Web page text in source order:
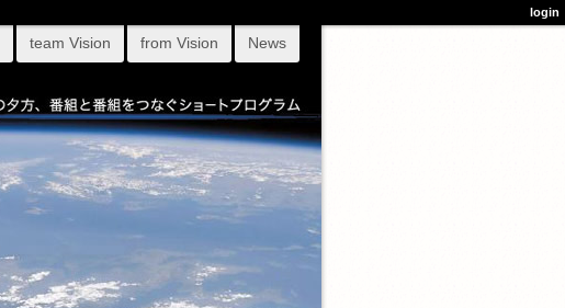
team Vision from Vision News
login